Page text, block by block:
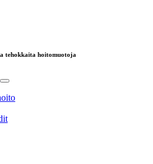
tehokkaita hoitomuotoja